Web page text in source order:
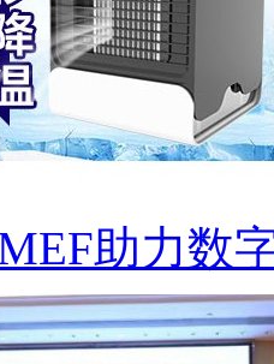
助力数